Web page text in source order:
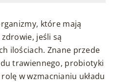
które mają
jeśli są
ilościach. Znane przede
trawiennego, probiotyki
w wzmacnianiu układu